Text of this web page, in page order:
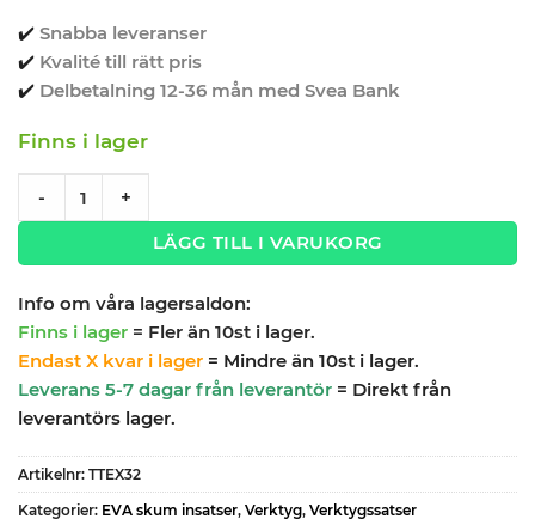
✔️ Snabba leveranser
✔️ Kvalité till rätt pris
✔️ Delbetalning 12-36 mån med Svea Bank
Finns i lager
- +
LÄGG TILL I VARUKORG
Info om våra lagersaldon:
Finns i lager = Fler än 10st i lager.
Endast X kvar i lager = Mindre än 10st i lager.
Leverans 5-7 dagar från leverantör = Direkt från
leverantörs lager.
Artikelnr: TTEX32
Kategorier: EVA skum insatser, Verktyg, Verktygssatser